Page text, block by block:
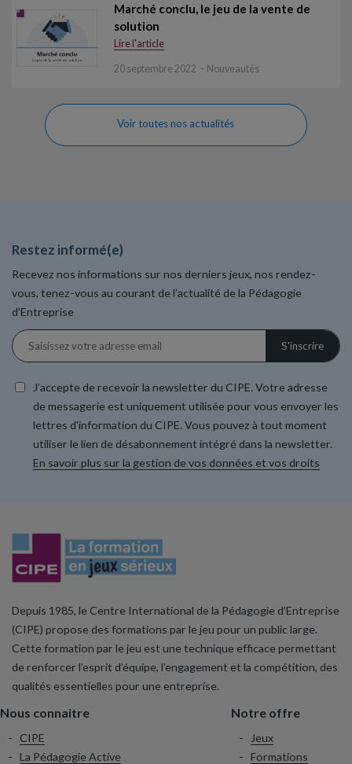
Marché conclu, le jeu de la vente de
solution
Lire l'article
20 septembre 2022 Nouveautés
Voir toutes nos actualités
Restez informé(e)
Recevez nos informations sur nos derniers jeux, nos rendez-
vous, tenez-vous au courant de l’actualité de la Pédagogie
d’Entreprise
J’accepte de recevoir la newsletter du CIPE. Votre adresse
de messagerie est uniquement utilisée pour vous envoyer les
lettres d'information du CIPE. Vous pouvez à tout moment
utiliser le lien de désabonnement intégré dans la newsletter.
En savoir plus sur la gestion de vos données et vos droits
Depuis 1985, le Centre International de la Pédagogie d’Entreprise
(CIPE) propose des formations par le jeu pour un public large.
Cette formation par le jeu est une technique efficace permettant
de renforcer l’esprit d’équipe, l’engagement et la compétition, des
qualités essentielles pour une entreprise.
Nous connaitre
CIPE
La Pédagogie Active
Notre offre
Jeux
Formations